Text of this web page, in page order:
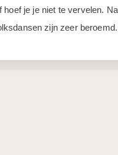
hoef je je niet te vervelen.
zijn zeer